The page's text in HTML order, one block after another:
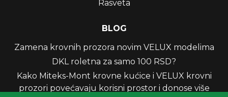
Rasveta
BLOG
Zamena krovnih prozora novim VELUX modelima
DKL roletna za samo 100 RSD?
Kako Miteks-Mont krovne kućice i VELUX krovni
prozori povećavaju korisni prostor i donose više